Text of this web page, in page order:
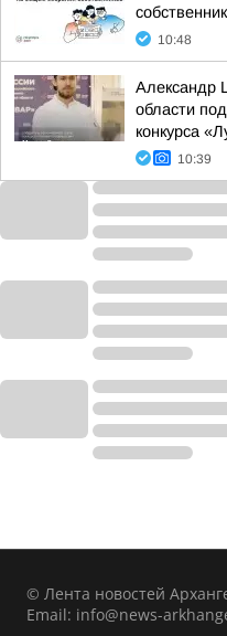
10:48
Александр
области
конкурса
10:39
© Лента новостей
Email: info@news-